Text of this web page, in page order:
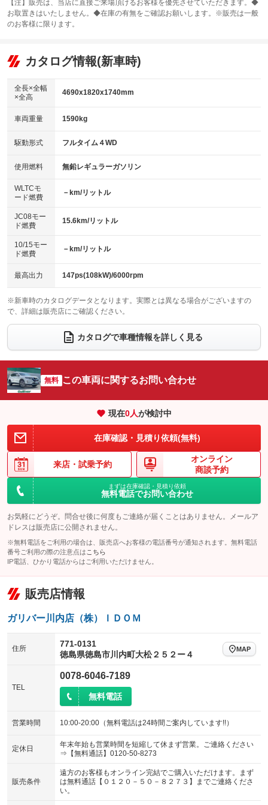
サンルーフ
：装備なし ABS
リフトアップ
：装備なし
：装備あり
パワーウィンドウ
アイドリングストップ
：装備あり
USB入力端子
：装備なし
100V電源
：装備なし
センターデフロック
：装備なし
電動格納ミラー
：装備なし
：装備あり
TV：フルセグ
：装備あり
ビジュアル：-／DVD再生
：装備あり
アルミホイール：18インチ
：装備あり
HID(キセノンライト)
バックカメラ
エアロ
：装備なし
ローダウン
：装備なし
ベンチシート
：装備あり
チップアップシート
：装備なし
電動格納サードシート
：装備なし シートヒーター
：装備なし
ウォークスルー
電動リアゲート フロントカメラ
：装備なし
シートエアコン
：装備なし 全周囲カメラ
：装備あり
サイドカメラ
：装備なし ルーフレール
：装備なし
エアサスペンション ヘッドライトウォッシャー
【注】販売は、当店に直接ご来場頂けるお客様を優先させていただきます。◆
お取置きはいたしません。◆在庫の有無をご確認お願いします。※販売は一般
のお客様に限ります。
カタログ情報(新車時)
全長×全幅
×全高
4690x1820x1740mm
車両重量 1590kg
駆動形式 フルタイム４WD
使用燃料 無鉛レギュラーガソリン
WLTCモ
ード燃費
－km/リットル
JC08モー
ド燃費
15.6km/リットル
10/15モー
ド燃費
－km/リットル
最高出力 147ps(108kW)/6000rpm
※新車時のカタログデータとなります。実際とは異なる場合がございますの
で、詳細は販売店にご確認ください。
カタログで車種情報を詳しく見る
無料 この車両に関するお問い合わせ
現在0人が検討中
在庫確認・見積り依頼(無料)
来店・ 試乗予約
オンライン
商談予約
まずは在庫確認・見積り依頼
無料電話でお問い合わせ
お気軽にどうぞ。問合せ後に何度もご連絡が届くことはありません。メールア
ドレスは販売店に公開されません。
※無料電話をご利用の場合は、販売店へお客様の電話番号が通知されます。無料電話
番号ご利用の際の注意点は こちら
IP電話、ひかり電話からはご利用いただけません。
販売店情報
ガリバー川内店（株）ＩＤＯＭ
住所
771-0131
徳島県徳島市川内町大松２５２ー４
MAP
TEL
0078-6046-7189
無料電話
営業時間 10:00-20:00（無料電話は24時間ご案内しています!!）
定休日
年末年始も営業時間を短縮して休まず営業。ご連絡ください
⇒【無料通話】0120-50-8273
販売条件
遠方のお客様もオンライン完結でご購入いただけます。まず
は無料通話【０１２０－５０－８２７３】までご連絡くださ
い。